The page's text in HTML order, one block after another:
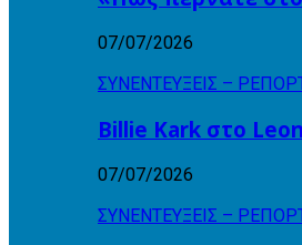
07/07/2026
ΣΥΝΕΝΤΕΥΞΕΙΣ –
Billie Kark στο
07/07/2026
ΣΥΝΕΝΤΕΥΞΕΙΣ –